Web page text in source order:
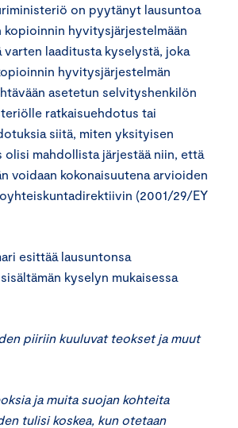
on pyytänyt lausuntoa
kopioinnin hyvitysjärjestelmään
laaditusta kyselystä, joka
hyvitysjärjestelmän
asetetun selvityshenkilön
ratkaisuehdotus tai
siitä, miten yksityisen
mahdollista järjestää niin, että
voidaan kokonaisuutena arvioiden
(2001/29/EY
esittää lausuntonsa
kyselyn mukaisessa
piiriin kuuluvat teokset ja muut
ja muita suojan kohteita
tulisi koskea, kun otetaan